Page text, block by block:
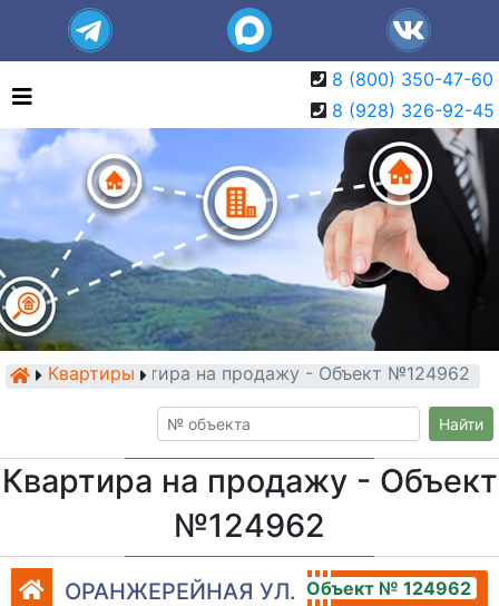
8 (800) 350-47-60
8 (928) 326-92-45
КвартирыКвартира на продажу - Объект №124962
Найти
Квартира на продажу - Объект
№124962
ОРАНЖЕРЕЙНАЯ УЛ. Объект № 124962